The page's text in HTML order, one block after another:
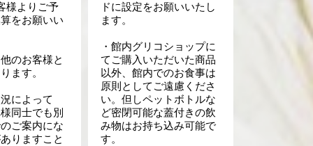
様よりご予
をお願いい
のお客様と
ます。
によって
同士でも別
ご案内にな
りますこと
ドに設定をお願いいたし
ます。
・館内グリコショップに
てご購入いただいた商品
以外、館内でのお食事は
原則としてご遠慮くださ
い。但しペットボトルな
ど密閉可能な蓋付きの飲
み物はお持ち込み可能で
す。